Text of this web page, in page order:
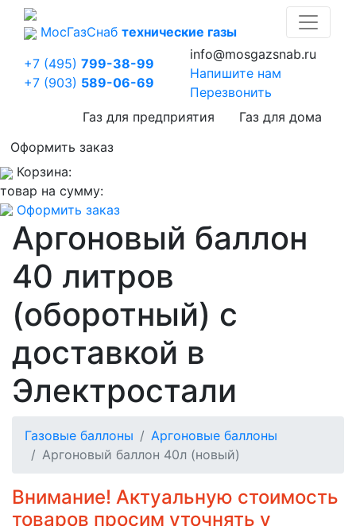
МосГазСнаб технические газы
+7 (495) 799-38-99
+7 (903) 589-06-69
info@mosgazsnab.ru
Напишите нам
Перезвонить
Газ для предприятия
Газ для дома
Оформить заказ
Корзина:
товар на сумму:
Оформить заказ
Аргоновый баллон
40 литров
(оборотный) с
доставкой в
Электростали
Газовые баллоны
Аргоновые баллоны
Аргоновый баллон 40л (новый)
Внимание! Актуальную стоимость
товаров просим уточнять у